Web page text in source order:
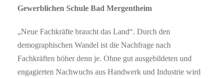
Gewerblichen Schule Bad Mergentheim
„Neue Fachkräfte braucht das Land“. Durch den
demographischen Wandel ist die Nachfrage nach
Fachkräften höher denn je. Ohne gut ausgebildeten und
engagierten Nachwuchs aus Handwerk und Industrie wird